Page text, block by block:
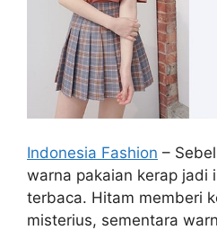
Indonesia Fashion –
warna pakaian kerap jadi
terbaca. Hitam memberi
misterius, sementara